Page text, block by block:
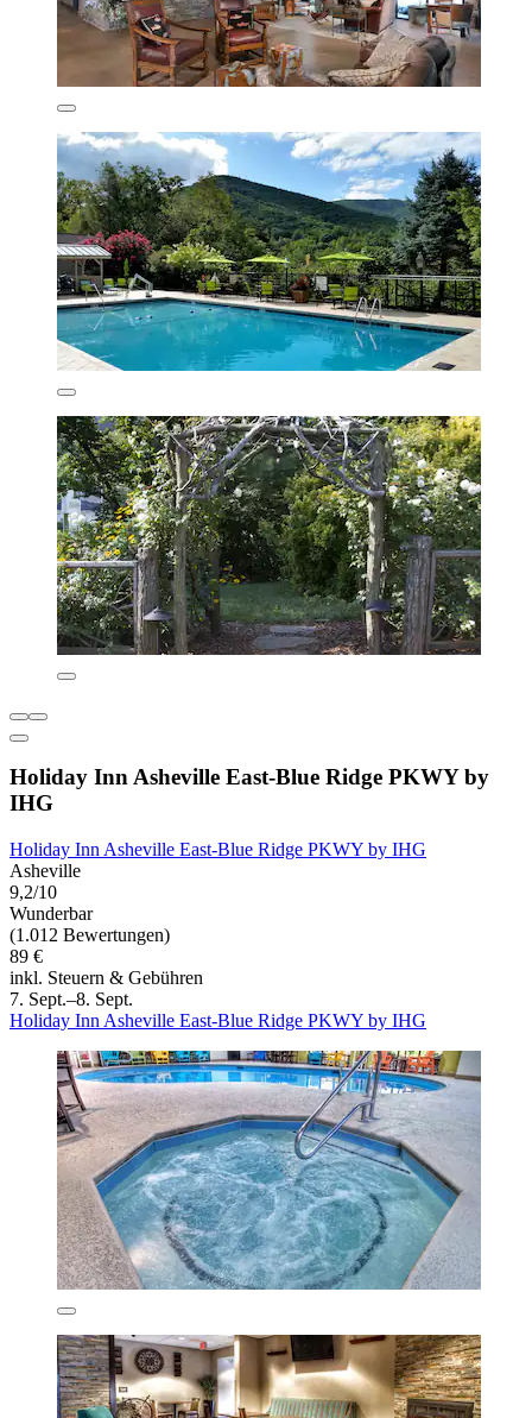
Holiday Inn Asheville East-Blue Ridge PKWY by
IHG
Holiday Inn Asheville East-Blue Ridge PKWY by IHG
Asheville
9,2/10
Wunderbar
(1.012 Bewertungen)
89 €
inkl. Steuern & Gebühren
7. Sept.–8. Sept.
Holiday Inn Asheville East-Blue Ridge PKWY by IHG